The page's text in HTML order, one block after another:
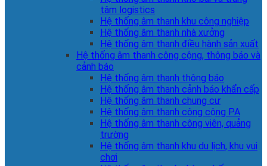
tâm logistics
Hệ thống âm thanh khu công nghiệp
Hệ thống âm thanh nhà xưởng
Hệ thống âm thanh điều hành sản xuất
Hệ thống âm thanh công cộng, thông báo và
cảnh báo
Hệ thống âm thanh thông báo
Hệ thống âm thanh cảnh báo khẩn cấp
Hệ thống âm thanh chung cư
Hệ thống âm thanh công cộng PA
Hệ thống âm thanh công viên, quảng
trường
Hệ thống âm thanh khu du lịch, khu vui
chơi